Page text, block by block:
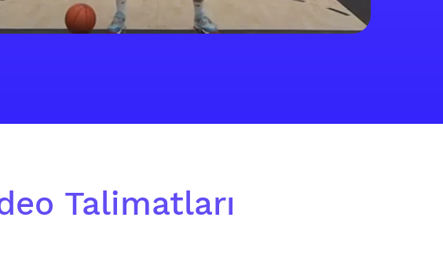
Talimatları